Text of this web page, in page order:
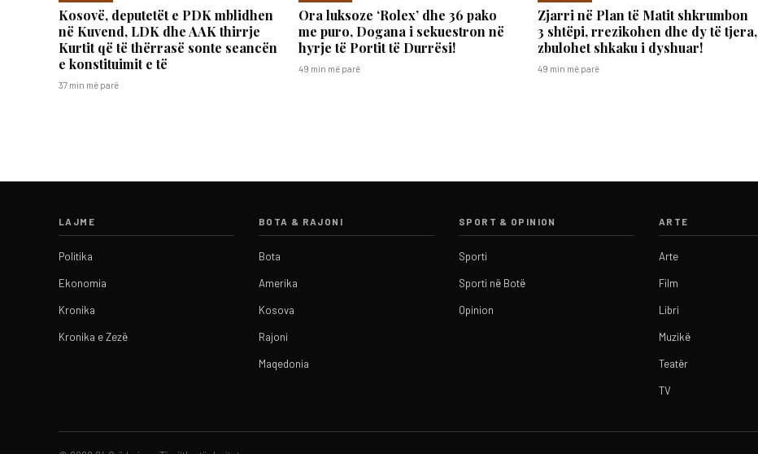
Kosovë, deputetët e PDK mblidhen
në Kuvend, LDK dhe AAK thirrje
Kurtit që të thërrasë sonte seancën
e konstituimit e të
37 min më parë
Ora luksoze ‘Rolex’ dhe 36 pako
me puro, Dogana i sekuestron në
hyrje të Portit të Durrësi!
49 min më parë
Zjarri në Plan të Matit shkrumbon
3 shtëpi, rrezikohen dhe dy të tjera,
zbulohet shkaku i dyshuar!
49 min më parë
LAJME
Politika
Ekonomia
Kronika
Kronika e Zezë
BOTA & RAJONI
Bota
Amerika
Kosova
Rajoni
Maqedonia
SPORT & OPINION
Sporti
Sporti në Botë
Opinion
ARTE
Arte
Film
Libri
Muzikë
Teatër
TV